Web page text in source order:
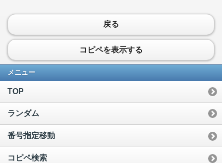
戻る
コピペを表示する
メニュー
TOP
ランダム
番号指定移動
コピペ検索